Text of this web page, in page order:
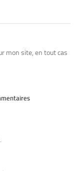
mon site, en tout cas